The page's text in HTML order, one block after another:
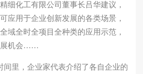
细化工有限公司董事长吕华建议，
应用于企业创新发展的各类场景，
域全时全项目全种类的应用示范，
展机会……
里，企业家代表介绍了各自企业的